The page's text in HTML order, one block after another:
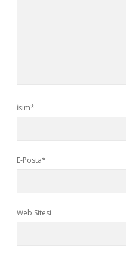
İsim*
E-Posta*
Web Sitesi